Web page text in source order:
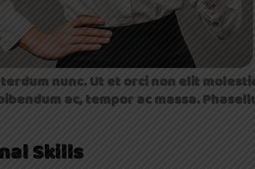
nunc. Ut et orci non elit
ac, tempor ac massa.
Skills